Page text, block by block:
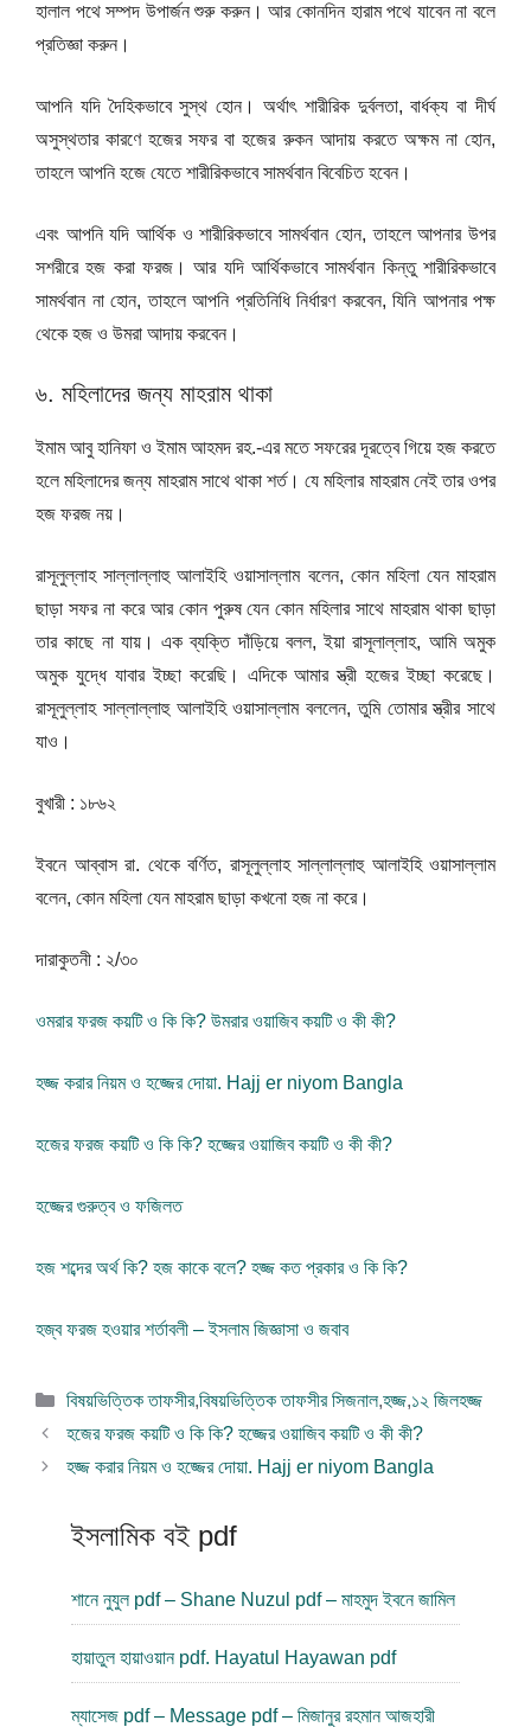
হালাল পথে সম্পদ উপার্জন শুরু করুন। আর কোনদিন হারাম পথে যাবেন না বলে
প্রতিজ্ঞা করুন।
আপনি যদি দৈহিকভাবে সুস্থ হোন। অর্থাৎ শারীরিক দুর্বলতা, বার্ধক্য বা দীর্ঘ
অসুস্থতার কারণে হজের সফর বা হজের রুকন আদায় করতে অক্ষম না হোন,
তাহলে আপনি হজে যেতে শারীরিকভাবে সামর্থবান বিবেচিত হবেন।
এবং আপনি যদি আর্থিক ও শারীরিকভাবে সামর্থবান হোন, তাহলে আপনার উপর
সশরীরে হজ করা ফরজ। আর যদি আর্থিকভাবে সামর্থবান কিন্তু শারীরিকভাবে
সামর্থবান না হোন, তাহলে আপনি প্রতিনিধি নির্ধারণ করবেন, যিনি আপনার পক্ষ
থেকে হজ ও উমরা আদায় করবেন।
৬. মহিলাদের জন্য মাহরাম থাকা
ইমাম আবু হানিফা ও ইমাম আহমদ রহ.-এর মতে সফরের দূরত্বে গিয়ে হজ করতে
হলে মহিলাদের জন্য মাহরাম সাথে থাকা শর্ত। যে মহিলার মাহরাম নেই তার ওপর
হজ ফরজ নয়।
রাসূলুল্লাহ সাল্লাল্লাহু আলাইহি ওয়াসাল্লাম বলেন, কোন মহিলা যেন মাহরাম
ছাড়া সফর না করে আর কোন পুরুষ যেন কোন মহিলার সাথে মাহরাম থাকা ছাড়া
তার কাছে না যায়। এক ব্যক্তি দাঁড়িয়ে বলল, ইয়া রাসূলাল্লাহ, আমি অমুক
অমুক যুদ্ধে যাবার ইচ্ছা করেছি। এদিকে আমার স্ত্রী হজের ইচ্ছা করেছে।
রাসূলুল্লাহ সাল্লাল্লাহু আলাইহি ওয়াসাল্লাম বললেন, তুমি তোমার স্ত্রীর সাথে
যাও।
বুখারী : ১৮৬২
ইবনে আব্বাস রা. থেকে বর্ণিত, রাসূলুল্লাহ সাল্লাল্লাহু আলাইহি ওয়াসাল্লাম
বলেন, কোন মহিলা যেন মাহরাম ছাড়া কখনো হজ না করে।
দারাকুতনী : ২/৩০
ওমরার ফরজ কয়টি ও কি কি? উমরার ওয়াজিব কয়টি ও কী কী?
হজ্জ করার নিয়ম ও হজ্জের দোয়া. Hajj er niyom Bangla
হজের ফরজ কয়টি ও কি কি? হজ্জের ওয়াজিব কয়টি ও কী কী?
হজ্জের গুরুত্ব ও ফজিলত
হজ শব্দের অর্থ কি? হজ কাকে বলে? হজ্জ কত প্রকার ও কি কি?
হজ্ব ফরজ হওয়ার শর্তাবলী – ইসলাম জিজ্ঞাসা ও জবাব
বিভাগ
সমূহ
বিষয়ভিত্তিক তাফসীর,বিষয়ভিত্তিক তাফসীর সিজনাল,হজ্জ,১২ জিলহজ্জ
হজের ফরজ কয়টি ও কি কি? হজ্জের ওয়াজিব কয়টি ও কী কী?
হজ্জ করার নিয়ম ও হজ্জের দোয়া. Hajj er niyom Bangla
ইসলামিক বই pdf
শানে নুযুল pdf – Shane Nuzul pdf – মাহমুদ ইবনে জামিল
হায়াতুল হায়াওয়ান pdf. Hayatul Hayawan pdf
ম্যাসেজ pdf – Message pdf – মিজানুর রহমান আজহারী